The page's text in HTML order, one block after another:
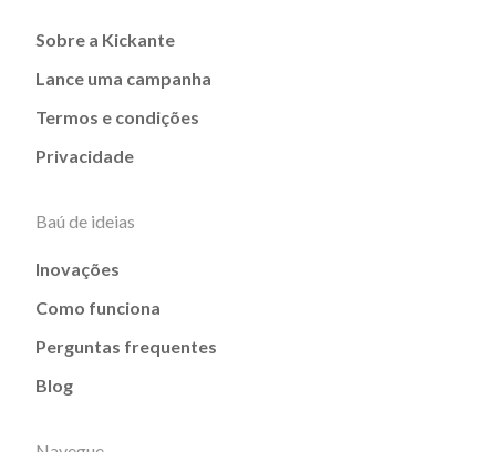
Sobre a Kickante
Lance uma campanha
Termos e condições
Privacidade
Baú de ideias
Inovações
Como funciona
Perguntas frequentes
Blog